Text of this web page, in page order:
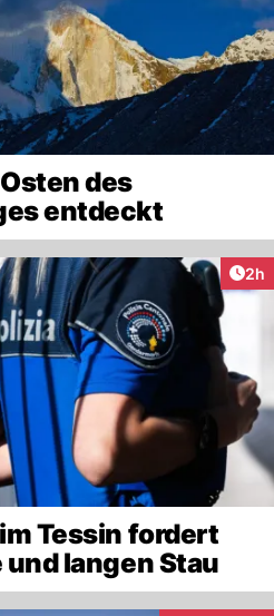
des
entdeckt
2h
Tessin fordert
langen Stau